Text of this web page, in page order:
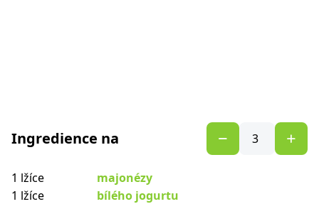
Ingredience na
1 lžíce
majonézy
1 lžíce
bílého jogurtu